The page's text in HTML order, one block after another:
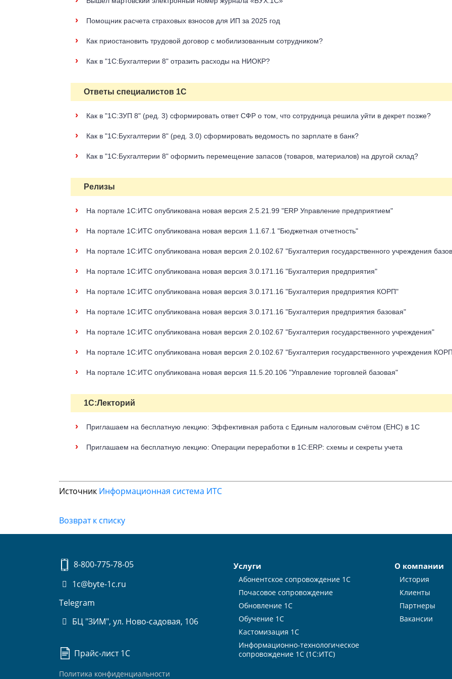
› Помощник расчета страховых взносов для ИП за 2025 год
› Как приостановить трудовой договор с мобилизованным сотрудником?
› Как в "1С:Бухгалтерии 8" отразить расходы на НИОКР?
Ответы специалистов 1С
› Как в "1С:ЗУП 8" (ред. 3) сформировать ответ СФР о том, что сотрудница решила уйти в декрет позже?
› Как в "1С:Бухгалтерии 8" (ред. 3.0) сформировать ведомость по зарплате в банк?
› Как в "1С:Бухгалтерии 8" оформить перемещение запасов (товаров, материалов) на другой склад?
Релизы
› На портале 1С:ИТС опубликована новая версия 2.5.21.99 "ERP Управление предприятием"
› На портале 1С:ИТС опубликована новая версия 1.1.67.1 "Бюджетная отчетность"
› На портале 1С:ИТС опубликована новая версия 2.0.102.67 "Бухгалтерия государственного учреждения
› На портале 1С:ИТС опубликована новая версия 3.0.171.16 "Бухгалтерия предприятия"
› На портале 1С:ИТС опубликована новая версия 3.0.171.16 "Бухгалтерия предприятия КОРП"
› На портале 1С:ИТС опубликована новая версия 3.0.171.16 "Бухгалтерия предприятия базовая"
› На портале 1С:ИТС опубликована новая версия 2.0.102.67 "Бухгалтерия государственного учреждения"
› На портале 1С:ИТС опубликована новая версия 2.0.102.67 "Бухгалтерия государственного учреждения
› На портале 1С:ИТС опубликована новая версия 11.5.20.106 "Управление торговлей базовая"
1С:Лекторий
› Приглашаем на бесплатную лекцию: Эффективная работа с Единым налоговым счётом (ЕНС) в 1С
› Приглашаем на бесплатную лекцию: Операции переработки в 1С:ERP: схемы и секреты учета
Источник Информационная система ИТС
Возврат к списку
8-800-775-78-05
1c@byte-1c.ru
Telegram
БЦ "ЗИМ", ул. Ново-садовая, 106
Прайс-лист 1С
Политика конфиденциальности
Услуги
Абонентское сопровождение 1С
Почасовое сопровождение
Обновление 1С
Обучение 1С
Кастомизация 1С
Информационно-технологическое
сопровождение 1С (1С:ИТС)
О компании
История
Клиенты
Партнеры
Вакансии